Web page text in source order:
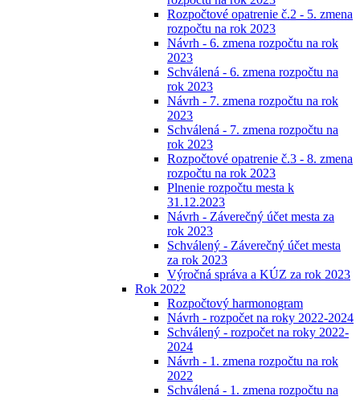
Rozpočtové opatrenie č.2 - 5. zmena
rozpočtu na rok 2023
Návrh - 6. zmena rozpočtu na rok
2023
Schválená - 6. zmena rozpočtu na
rok 2023
Návrh - 7. zmena rozpočtu na rok
2023
Schválená - 7. zmena rozpočtu na
rok 2023
Rozpočtové opatrenie č.3 - 8. zmena
rozpočtu na rok 2023
Plnenie rozpočtu mesta k
31.12.2023
Návrh - Záverečný účet mesta za
rok 2023
Schválený - Záverečný účet mesta
za rok 2023
Výročná správa a KÚZ za rok 2023
Rok 2022
Rozpočtový harmonogram
Návrh - rozpočet na roky 2022-2024
Schválený - rozpočet na roky 2022-
2024
Návrh - 1. zmena rozpočtu na rok
2022
Schválená - 1. zmena rozpočtu na